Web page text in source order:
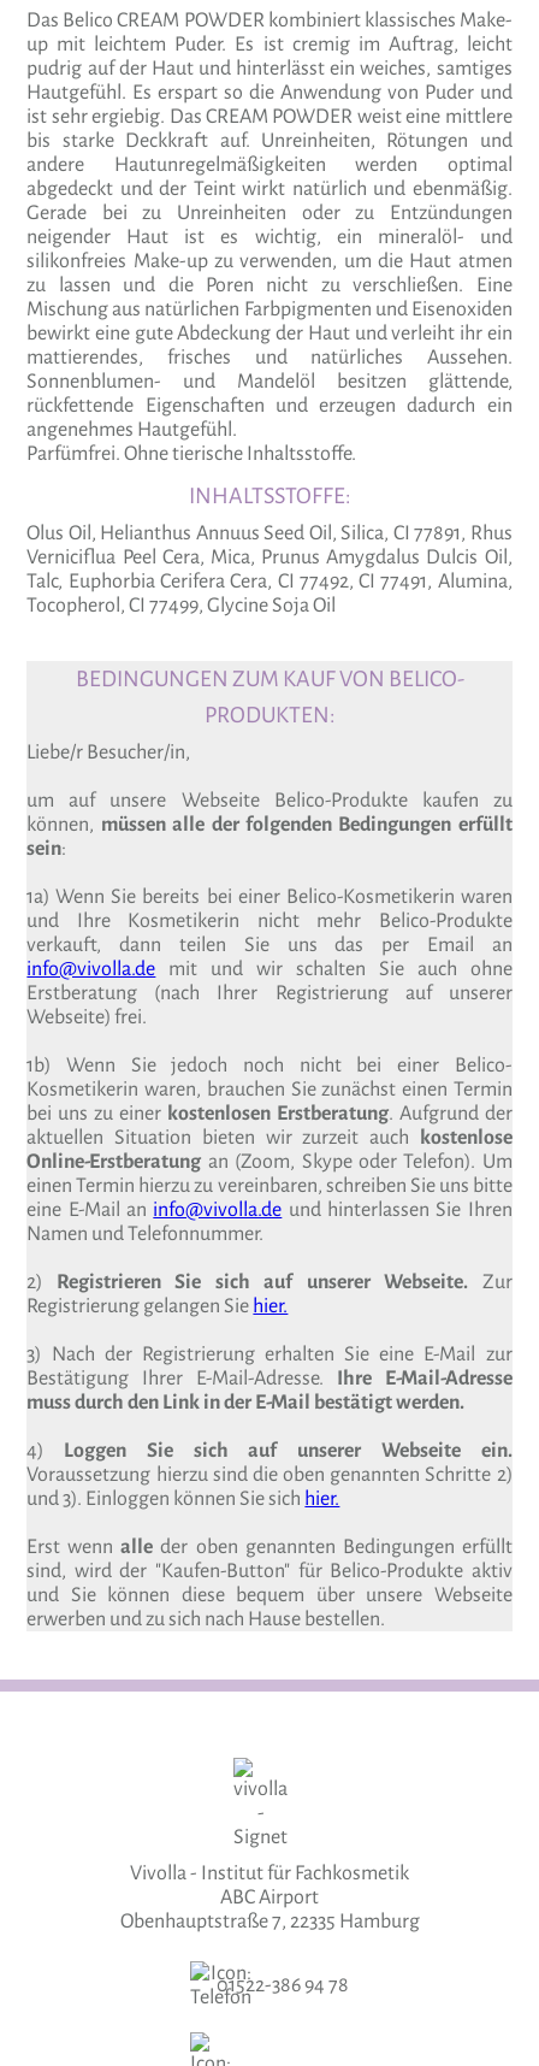
Das Belico CREAM POWDER kombiniert klassisches Make-
up mit leichtem Puder. Es ist cremig im Auftrag, leicht
pudrig auf der Haut und hinterlässt ein weiches, samtiges
Hautgefühl. Es erspart so die Anwendung von Puder und
ist sehr ergiebig. Das CREAM POWDER weist eine mittlere
bis starke Deckkraft auf. Unreinheiten, Rötungen und
andere Hautunregelmäßigkeiten werden optimal
abgedeckt und der Teint wirkt natürlich und ebenmäßig.
Gerade bei zu Unreinheiten oder zu Entzündungen
neigender Haut ist es wichtig, ein mineralöl- und
silikonfreies Make-up zu verwenden, um die Haut atmen
zu lassen und die Poren nicht zu verschließen. Eine
Mischung aus natürlichen Farbpigmenten und Eisenoxiden
bewirkt eine gute Abdeckung der Haut und verleiht ihr ein
mattierendes, frisches und natürliches Aussehen.
Sonnenblumen- und Mandelöl besitzen glättende,
rückfettende Eigenschaften und erzeugen dadurch ein
angenehmes Hautgefühl.
Parfümfrei. Ohne tierische Inhaltsstoffe.
INHALTSSTOFFE:
Olus Oil, Heli­an­thus Annuus Seed Oil, Silica, CI 77891, Rhus
Ver­ni­ciflua Peel Cera, Mica, Prunus Amyg­dalus Dulcis Oil,
Talc, Euphorbia Ceri­fera Cera, CI 77492, CI 77491, Alu­mina,
Toco­pherol, CI 77499, Gly­cine Soja Oil
BEDINGUNGEN ZUM KAUF VON BELICO-
PRODUKTEN:
Liebe/r Besucher/in,
um auf unsere Webseite Belico-Produkte kaufen zu
können, müssen alle der folgenden Bedingungen erfüllt
sein:
1a) Wenn Sie bereits bei einer Belico-Kosmetikerin waren
und Ihre Kosmetikerin nicht mehr Belico-Produkte
verkauft, dann teilen Sie uns das per Email an
info@vivolla.de mit und wir schalten Sie auch ohne
Erstberatung (nach Ihrer Registrierung auf unserer
Webseite) frei.
1b) Wenn Sie jedoch noch nicht bei einer Belico-
Kosmetikerin waren, brauchen Sie zunächst einen Termin
bei uns zu einer kostenlosen Erstberatung. Aufgrund der
aktuellen Situation bieten wir zurzeit auch kostenlose
Online-Erstberatung an (Zoom, Skype oder Telefon). Um
einen Termin hierzu zu vereinbaren, schreiben Sie uns bitte
eine E-Mail an info@vivolla.de und hinterlassen Sie Ihren
Namen und Telefonnummer.
2) Registrieren Sie sich auf unserer Webseite. Zur
Registrierung gelangen Siehier.
3) Nach der Registrierung erhalten Sie eine E-Mail zur
Bestätigung Ihrer E-Mail-Adresse. Ihre E-Mail-Adresse
muss durch den Link in der E-Mail bestätigt werden.
4) Loggen Sie sich auf unserer Webseite ein.
Voraussetzung hierzu sind die oben genannten Schritte 2)
und 3). Einloggen können Sie sich hier.
Erst wennalle der oben genannten Bedingungen erfüllt
sind, wird der "Kaufen-Button" für Belico-Produkte aktiv
und Sie können diese bequem über unsere Webseite
erwerben und zu sich nach Hause bestellen.
Vivolla - Institut für Fachkosmetik
ABC Airport
Obenhauptstraße 7, 22335 Hamburg
01522-386 94 78